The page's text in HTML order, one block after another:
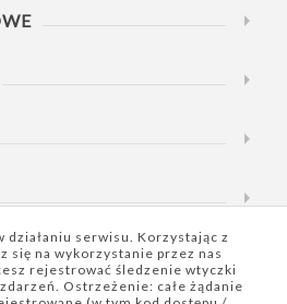
działaniu serwisu. Korzystając z
się na wykorzystanie przez nas
rejestrować śledzenie wtyczki
Ostrzeżenie: całe żądanie